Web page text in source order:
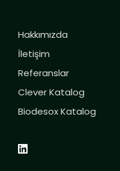
Hakkımızda
İletişim
Referanslar
Clever Katalog
Biodesox Katalog